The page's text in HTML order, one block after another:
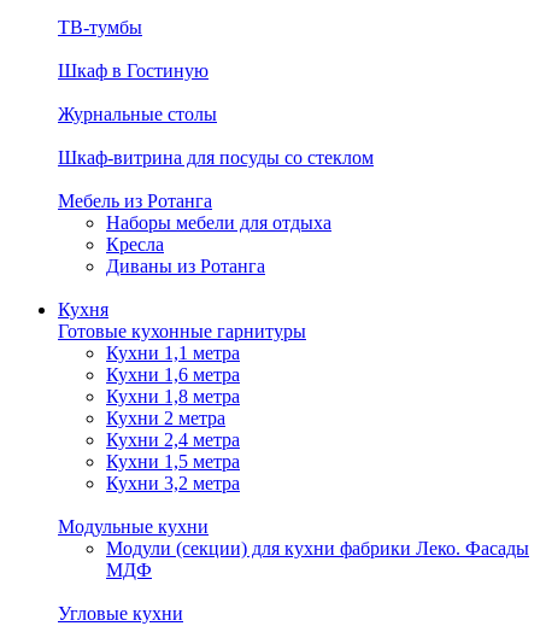
ТВ-тумбы
Шкаф в Гостиную
Журнальные столы
Шкаф-витрина для посуды со стеклом
Мебель из Ротанга
Наборы мебели для отдыха
Кресла
Диваны из Ротанга
Кухня
Готовые кухонные гарнитуры
Кухни 1,1 метра
Кухни 1,6 метра
Кухни 1,8 метра
Кухни 2 метра
Кухни 2,4 метра
Кухни 1,5 метра
Кухни 3,2 метра
Модульные кухни
Модули (секции) для кухни фабрики Леко. Фасады
МДФ
Угловые кухни